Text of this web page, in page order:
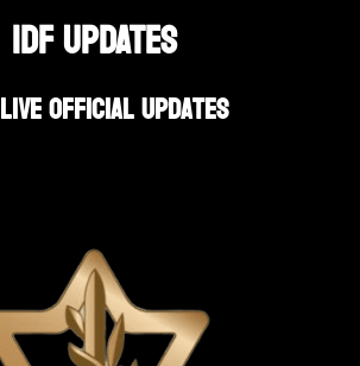
IDF UPDATES
Live Official Updates